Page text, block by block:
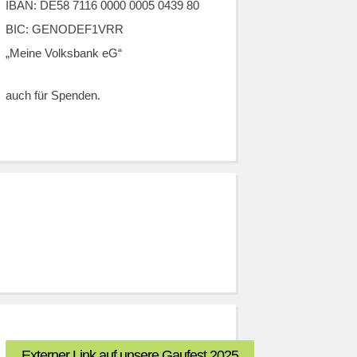
IBAN: DE58 7116 0000 0005 0439 80
BIC: GENODEF1VRR
„Meine Volksbank eG“
auch für Spenden.